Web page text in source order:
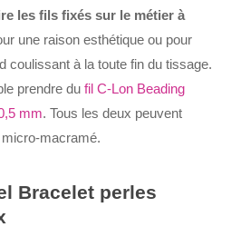
les fils fixés sur le métier à
une raison esthétique ou pour
coulissant à la toute fin du tissage.
prendre du fil C-Lon Beading
mm. Tous les deux peuvent
macramé.
Bracelet perles